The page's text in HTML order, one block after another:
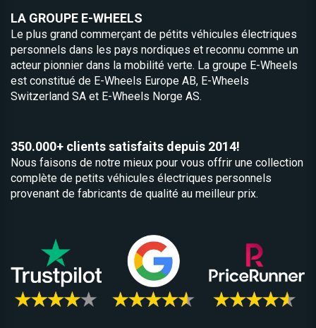
LA GROUPE E-WHEELS
Le plus grand commerçant de pétits véhicules électriques
personnels dans les pays nordiques et reconnu comme un
acteur pionnier dans la mobilité verte. La groupe E-Wheels
est constitué de E-Wheels Europe AB, E­-Wheels
Switzerland SA et E-Wheels Norge AS.
350.000+ clients satisfaits depuis 2014!
Nous faisons de notre mieux pour vous offrir une collection
complète de petits véhicules électriques personnels
provenant de fabricants de qualité au meilleur prix.